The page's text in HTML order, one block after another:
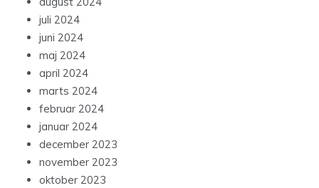
juli 2024
juni 2024
maj 2024
april 2024
marts 2024
februar 2024
januar 2024
december 2023
november 2023
oktober 2023